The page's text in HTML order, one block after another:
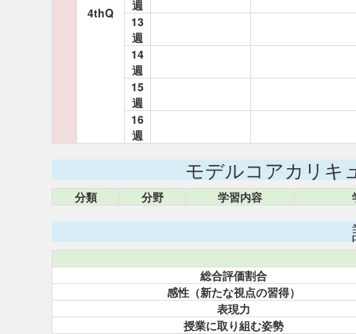
4thQ
週
13
週
14
週
15
週
16
週
モデルコアカリキ
分類 分野 学習内容
総合評価割合
感性（新たな視点の習得）
表現力
授業に取り組む姿勢